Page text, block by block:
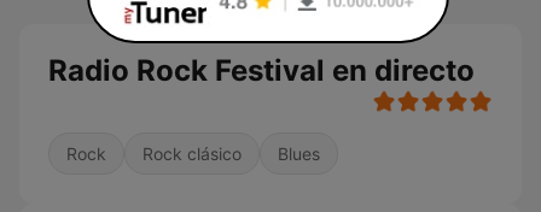
Radio Rock Festival en directo
Rock Rock clásico Blues